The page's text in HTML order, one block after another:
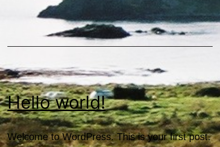
Hello world!
Welcome to WordPress. This is your first post.